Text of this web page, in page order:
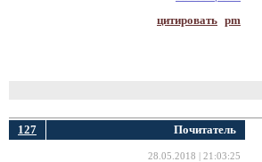
цитировать pm
127 Почитатель
28.05.2018 | 21:03:25